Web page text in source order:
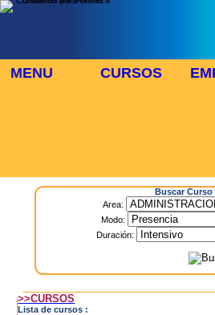
MENU CURSOS
Buscar Curso
Area:
Modo:
Duración:
>>CURSOS
Lista de cursos :